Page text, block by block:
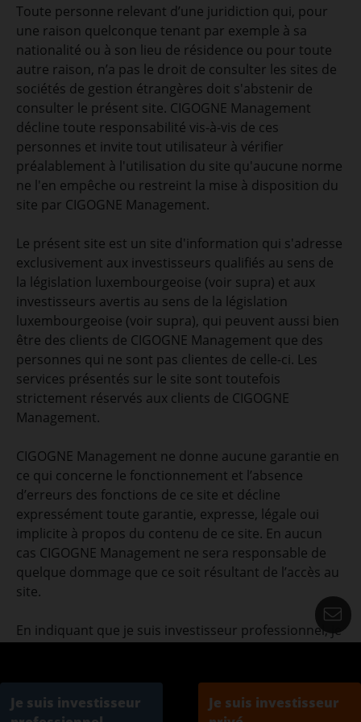
Toute personne relevant d’une juridiction qui, pour
une raison quelconque tenant par exemple à sa
nationalité ou à son lieu de résidence ou pour toute
autre raison, n’a pas le droit de consulter les sites de
sociétés de gestion étrangères doit s'abstenir de
consulter le présent site. CIGOGNE Management
décline toute responsabilité vis-à-vis de ces
personnes et invite tout utilisateur à vérifier
préalablement à l'utilisation du site qu'aucune norme
ne l'en empêche ou restreint la mise à disposition du
site par CIGOGNE Management.
Le présent site est un site d'information qui s'adresse
exclusivement aux investisseurs qualifiés au sens de
la législation luxembourgeoise (voir supra) et aux
investisseurs avertis au sens de la législation
luxembourgeoise (voir supra), qui peuvent aussi bien
être des clients de CIGOGNE Management que des
personnes qui ne sont pas clientes de celle-ci. Les
services présentés sur le site sont toutefois
strictement réservés aux clients de CIGOGNE
Management.
CIGOGNE Management ne donne aucune garantie en
ce qui concerne le fonctionnement et l’absence
d’erreurs des fonctions de ce site et décline
expressément toute garantie, expresse, légale oui
implicite à propos du contenu de ce site. En aucun
cas CIGOGNE Management ne sera responsable de
quelque dommage que ce soit résultant de l’accès au
site.
En indiquant que je suis investisseur professionnel, je
Je suis investisseur
Je suis investisseur